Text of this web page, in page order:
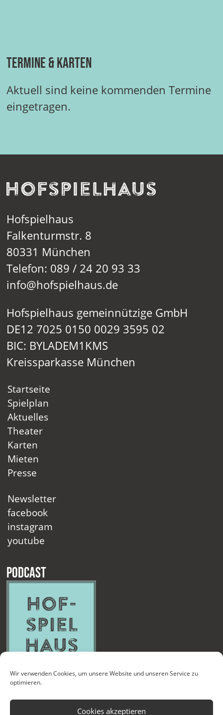
Wir verwenden Cookies, um unsere Website und unseren Service zu
optimieren.
Cookies akzeptieren
Termine & Karten
Aktuell sind keine kommenden Termine
eingetragen.
Hofspielhaus
Falkenturmstr. 8
80331 München
Telefon: 089 / 24 20 93 33
info@hofspielhaus.de
Hofspielhaus gemeinnützige GmbH
DE12 7025 0150 0029 3595 02
BIC: BYLADEM1KMS
Kreissparkasse München
Startseite
Spielplan
Aktuelles
Theater
Karten
Mieten
Presse
Newsletter
facebook
instagram
youtube
Podcast